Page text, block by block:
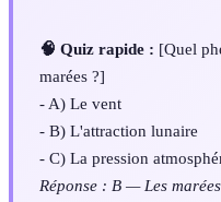
🧠 Quiz rapide : [Quel
marées ?]
- A) Le vent
- B) L'attraction lunaire
- C) La pression
Réponse : B — Les